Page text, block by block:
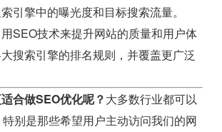
引擎中的曝光度和目标搜索流量。
用SEO技术来提升网站的质量和用户体
搜索引擎的排名规则，并覆盖更广泛
合做SEO优化呢？大多数行业都可以
别是那些希望用户主动访问我们的网